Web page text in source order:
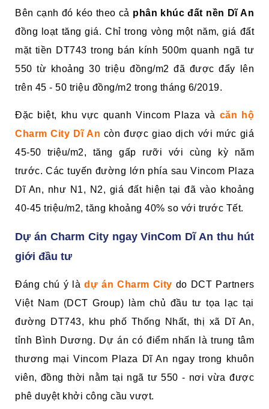
Bên cạnh đó kéo theo cả phân khúc đất nền Dĩ An
đồng loạt tăng giá. Chỉ trong vòng một năm, giá đất
mặt tiền DT743 trong bán kính 500m quanh ngã tư
550 từ khoảng 30 triệu đồng/m2 đã được đẩy lên
trên 45 - 50 triệu đồng/m2 trong tháng 6/2019.
Đặc biệt, khu vực quanh Vincom Plaza và căn hộ
Charm City Dĩ An còn được giao dịch với mức giá
45-50 triệu/m2, tăng gấp rưỡi với cùng kỳ năm
trước. Các tuyến đường lớn phía sau Vincom Plaza
Dĩ An, như N1, N2, giá đất hiện tại đã vào khoảng
40-45 triệu/m2, tăng khoảng 40% so với trước Tết.
Dự án Charm City ngay VinCom Dĩ An thu hút
giới đầu tư
Đáng chú ý là dự án Charm City do DCT Partners
Việt Nam (DCT Group) làm chủ đầu tư tọa lạc tại
đường DT743, khu phố Thống Nhất, thị xã Dĩ An,
tỉnh Bình Dương. Dự án có điểm nhấn là trung tâm
thương mại Vincom Plaza Dĩ An ngay trong khuôn
viên, đồng thời nằm tại ngã tư 550 - nơi vừa được
phê duyệt khởi công cầu vượt.